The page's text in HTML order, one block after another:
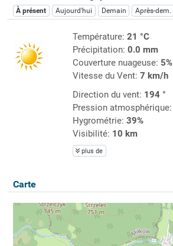
À présent Aujourd'hui Demain Après-dem.
Température: 21 °C
Précipitation: 0.0 mm
Couverture nuageuse: 5%
Vitesse du Vent: 7 km/h
Direction du vent: 194 °
Pression atmosphérique:
Hygrométrie: 39%
Visibilité: 10 km
plus de
Carte